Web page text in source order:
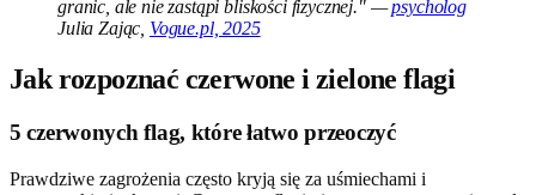
granic, ale nie zastąpi bliskości fizycznej." —psycholog
Julia Zając, Vogue.pl, 2025
Jak rozpoznać czerwone i zielone flagi
5 czerwonych flag, które łatwo przeoczyć
Prawdziwe zagrożenia często kryją się za uśmiechami i